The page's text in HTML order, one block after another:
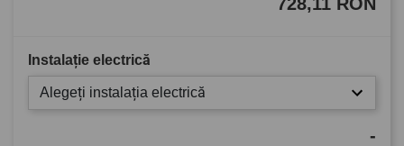
Instalație electrică
Alegeți instalația electrică
-